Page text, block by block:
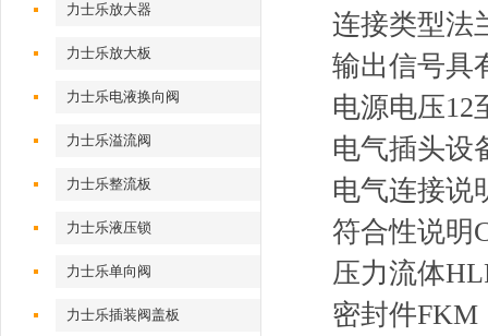
力士乐放大器
力士乐放大板
力士乐电液换向阀
力士乐溢流阀
力士乐整流板
力士乐液压锁
力士乐单向阀
力士乐插装阀盖板
连接类型法
输出信号具
电源电压12
电气插头设
电气连接说
符合性说明
压力流体
密封件FKM